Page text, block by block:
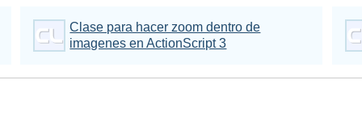
Clase para hacer zoom dentro de
imagenes en ActionScript 3